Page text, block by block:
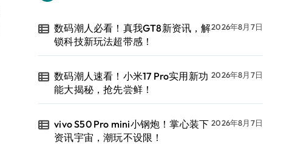
数码潮人必看！真我GT8新资讯，解
锁科技新玩法超带感！
2026年8月7日
数码潮人速看！小米17 Pro实用新功
能大揭秘，抢先尝鲜！
2026年8月7日
vivo S50 Pro mini小钢炮！掌心装下
资讯宇宙，潮玩不设限！
2026年8月7日